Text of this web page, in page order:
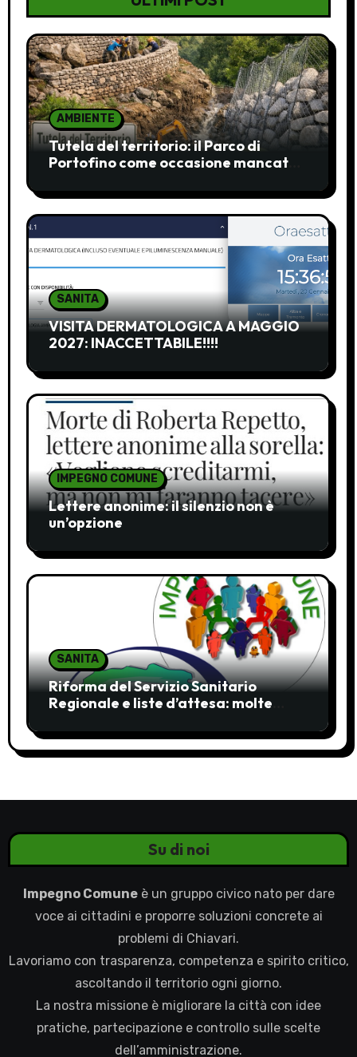
AMBIENTE
Tutela del territorio: il Parco di
Portofino come occasione mancata
SANITA
VISITA DERMATOLOGICA A MAGGIO
2027: INACCETTABILE!!!!
IMPEGNO COMUNE
Lettere anonime: il silenzio non è
un’opzione
SANITA
Riforma del Servizio Sanitario
Regionale e liste d’attesa: molte
Su di noi
Impegno Comuneè un gruppo civico nato per dare
voce ai cittadini e proporre soluzioni concrete ai
problemi di Chiavari.
Lavoriamo con trasparenza, competenza e spirito critico,
ascoltando il territorio ogni giorno.
La nostra missione è migliorare la città con idee
pratiche, partecipazione e controllo sulle scelte
dell’amministrazione.